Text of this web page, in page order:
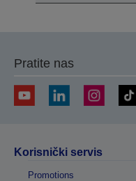
Pratite nas
Korisnički servis
Promotions